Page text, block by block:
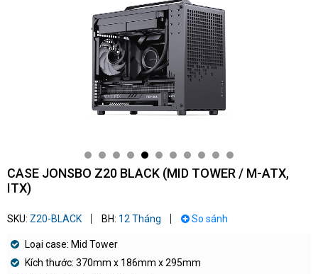
CASE JONSBO Z20 BLACK (MID TOWER / M-ATX,
ITX)
SKU: Z20-BLACK BH: 12 Tháng So sánh
Loại case: Mid Tower
Kích thước: 370mm x 186mm x 295mm